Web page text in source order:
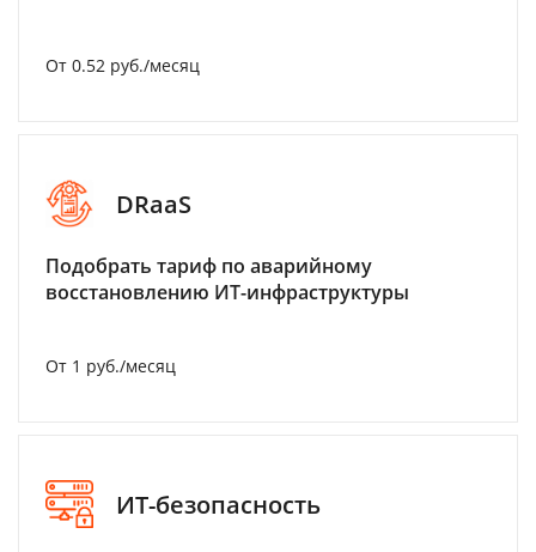
От 0.52 руб./месяц
DRaaS
Подобрать тариф по аварийному
восстановлению ИТ-инфраструктуры
От 1 руб./месяц
ИТ-безопасность